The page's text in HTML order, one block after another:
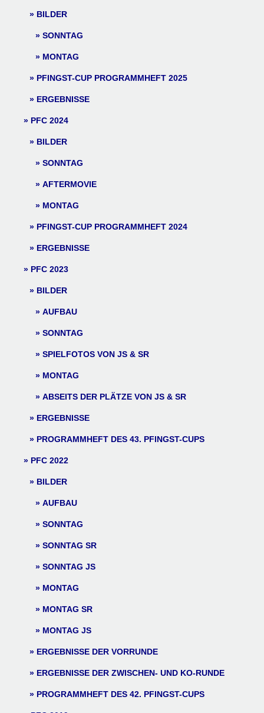
BILDER
SONNTAG
MONTAG
PFINGST-CUP PROGRAMMHEFT 2025
ERGEBNISSE
PFC 2024
BILDER
SONNTAG
AFTERMOVIE
MONTAG
PFINGST-CUP PROGRAMMHEFT 2024
ERGEBNISSE
PFC 2023
BILDER
AUFBAU
SONNTAG
SPIELFOTOS VON JS & SR
MONTAG
ABSEITS DER PLÄTZE VON JS & SR
ERGEBNISSE
PROGRAMMHEFT DES 43. PFINGST-CUPS
PFC 2022
BILDER
AUFBAU
SONNTAG
SONNTAG SR
SONNTAG JS
MONTAG
MONTAG SR
MONTAG JS
ERGEBNISSE DER VORRUNDE
ERGEBNISSE DER ZWISCHEN- UND KO-RUNDE
PROGRAMMHEFT DES 42. PFINGST-CUPS